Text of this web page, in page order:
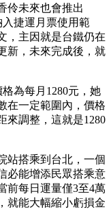
伶未來也會推出
入捷運月票使用範
，主因就是台鐵仍在
新，未來完成後，就
為每月1280元，她
在一定範圍內，價格
來調整，這就是1280
站搭乘到台北，一個
必能增添民眾搭乘意
前每日運量僅3至4萬
就能大幅縮小虧損金